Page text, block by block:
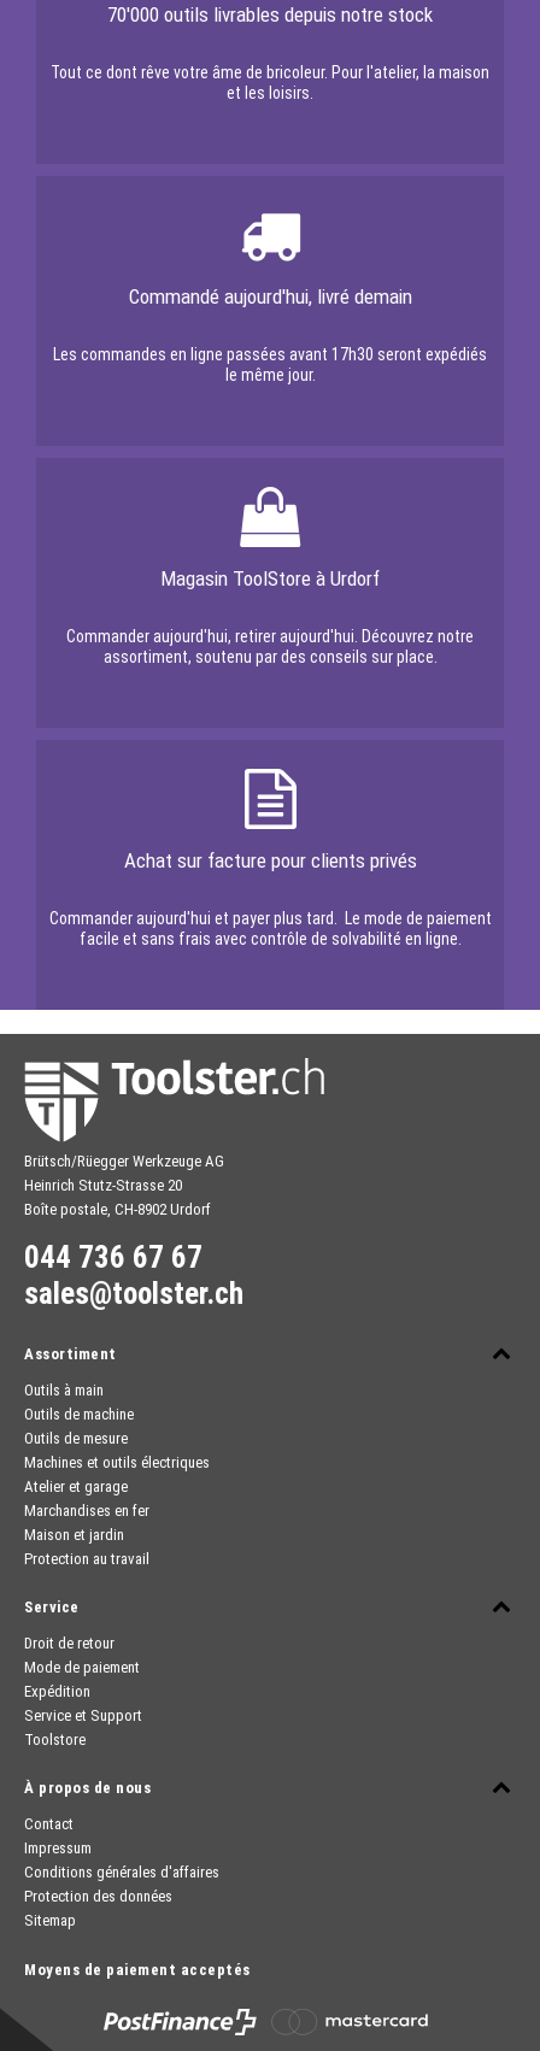
70'000 outils livrables depuis notre stock
Tout ce dont rêve votre âme de bricoleur. Pour l'atelier, la maison
et les loisirs.
Commandé aujourd'hui, livré demain
Les commandes en ligne passées avant 17h30 seront expédiés
le même jour.
Magasin ToolStore à Urdorf
Commander aujourd'hui, retirer aujourd'hui. Découvrez notre
assortiment, soutenu par des conseils sur place.
Achat sur facture pour clients privés
Commander aujourd'hui et payer plus tard. Le mode de paiement
facile et sans frais avec contrôle de solvabilité en ligne.
Brütsch/Rüegger Werkzeuge AG
Heinrich Stutz-Strasse 20
Boîte postale, CH-8902 Urdorf
044 736 67 67
sales@toolster.ch
Assortiment
Outils à main
Outils de machine
Outils de mesure
Machines et outils électriques
Atelier et garage
Marchandises en fer
Maison et jardin
Protection au travail
Service
Droit de retour
Mode de paiement
Expédition
Service et Support
Toolstore
À propos de nous
Contact
Impressum
Conditions générales d'affaires
Protection des données
Sitemap
Moyens de paiement acceptés